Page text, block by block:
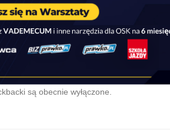
są obecnie wyłączone.